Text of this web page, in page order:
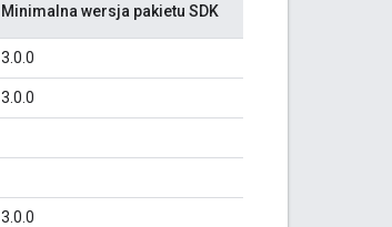
Minimalna wersja pakietu SDK
3.0.0
3.0.0
3.0.0